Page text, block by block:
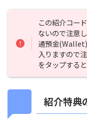
この紹介コー
ないので注意
通預金
入りますので
をタップする
紹介特典